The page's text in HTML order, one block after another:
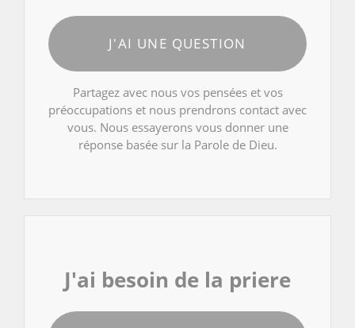
J'AI UNE QUESTION
Partagez avec nous vos pensées et vos
préoccupations et nous prendrons contact avec
vous. Nous essayerons vous donner une
réponse basée sur la Parole de Dieu.
J'ai besoin de la priere